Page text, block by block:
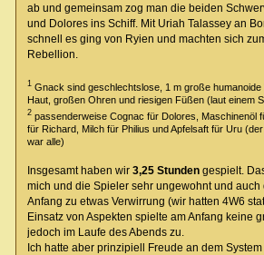
ab und gemeinsam zog man die beiden
und Dolores ins Schiff. Mit Uriah Talassey an
schnell es ging von Ryien und machten sich
Rebellion.
1 Gnack sind geschlechtslose, 1 m große
Haut, großen Ohren und riesigen Füßen (laut einem
2passenderweise Cognac für Dolores, Maschinenöl
für Richard, Milch für Philius und Apfelsaft für Uru
war alle)
Insgesamt haben wir 3,25 Stundengespielt.
mich und die Spieler sehr ungewohnt und auch
Anfang zu etwas Verwirrung (wir hatten 4W6
Einsatz von Aspekten spielte am Anfang keine
jedoch im Laufe des Abends zu.
Ich hatte aber prinzipiell Freude an dem